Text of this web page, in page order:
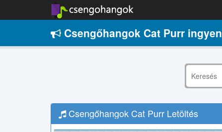
Csengőhangok Cat Purr ingyen
Csengőhangok Cat Purr Letöltés